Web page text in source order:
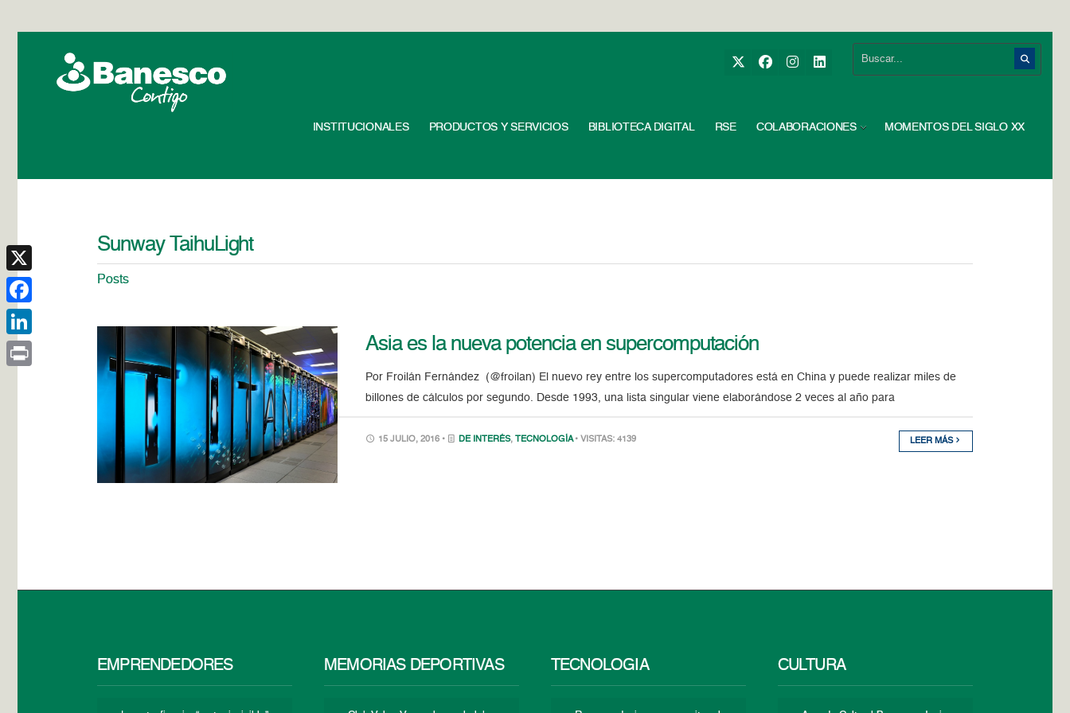
INSTITUCIONALES PRODUCTOS Y SERVICIOS BIBLIOTECA DIGITAL RSE COLABORACIONES MOMENTOS DEL SIGLO XX
Sunway TaihuLight
Posts
Asia es la nueva potencia en supercomputación
Por Froilán Fernández (@froilan) El nuevo rey entre los supercomputadores está en China y puede realizar miles de
billones de cálculos por segundo. Desde 1993, una lista singular viene elaborándose 2 veces al año para
15 JULIO, 2016 • DE INTERÉS, TECNOLOGÍA • VISITAS: 4139 LEER MÁS
EMPRENDEDORES MEMORIAS DEPORTIVAS TECNOLOGÍA CULTURA
X
Facebook
LinkedIn